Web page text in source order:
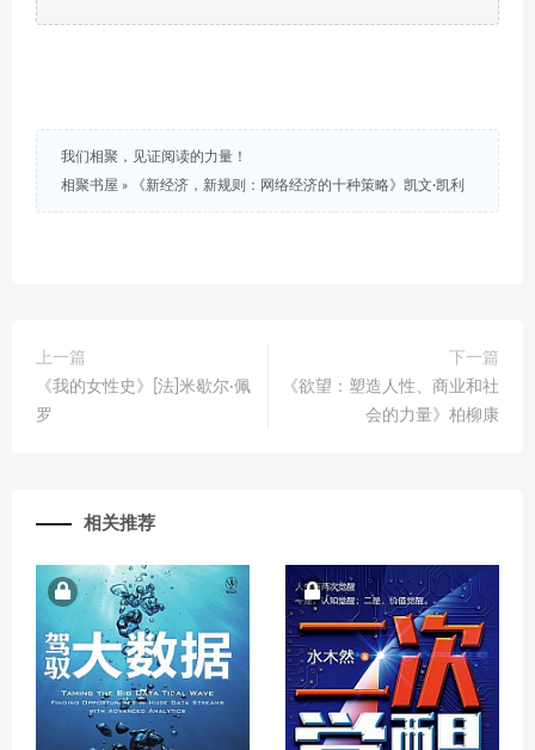
我们相聚，见证阅读的力量！
相聚书屋 » 《新经济，新规则：网络经济的十种策略》凯文·凯利
上一篇
《我的女性史》[法]米歇尔·佩
罗
下一篇
《欲望：塑造人性、商业和社
会的力量》柏柳康
相关推荐